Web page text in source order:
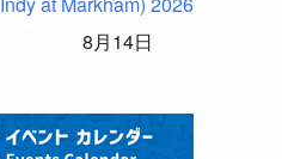
8月14日